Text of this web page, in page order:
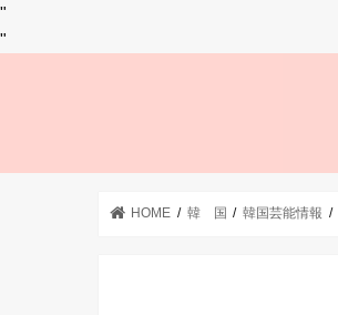
"
"
HOME 韓 国 韓国芸能情報